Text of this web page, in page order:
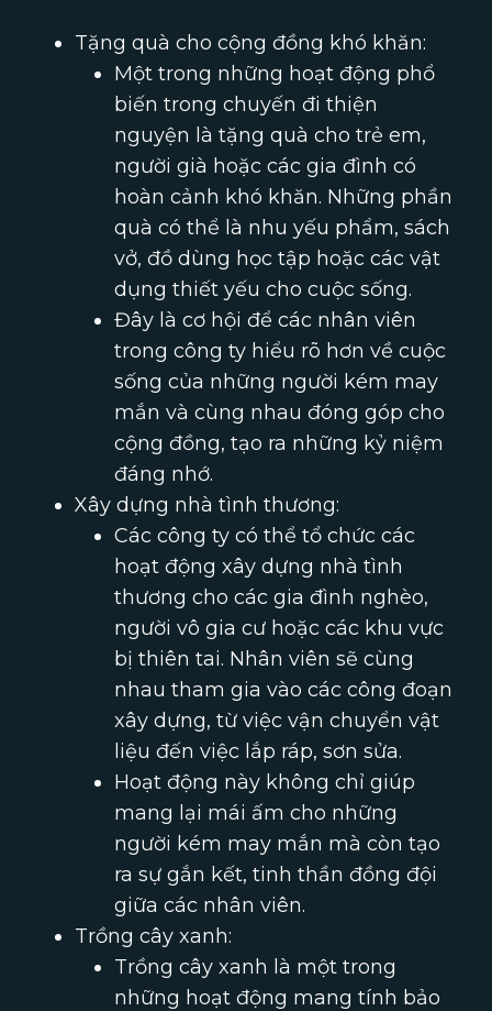
Tặng quà cho cộng đồng khó khăn:
Một trong những hoạt động phổ
biến trong chuyến đi thiện
nguyện là tặng quà cho trẻ em,
người già hoặc các gia đình có
hoàn cảnh khó khăn. Những phần
quà có thể là nhu yếu phẩm, sách
vở, đồ dùng học tập hoặc các vật
dụng thiết yếu cho cuộc sống.
Đây là cơ hội để các nhân viên
trong công ty hiểu rõ hơn về cuộc
sống của những người kém may
mắn và cùng nhau đóng góp cho
cộng đồng, tạo ra những kỷ niệm
đáng nhớ.
Xây dựng nhà tình thương:
Các công ty có thể tổ chức các
hoạt động xây dựng nhà tình
thương cho các gia đình nghèo,
người vô gia cư hoặc các khu vực
bị thiên tai. Nhân viên sẽ cùng
nhau tham gia vào các công đoạn
xây dựng, từ việc vận chuyển vật
liệu đến việc lắp ráp, sơn sửa.
Hoạt động này không chỉ giúp
mang lại mái ấm cho những
người kém may mắn mà còn tạo
ra sự gắn kết, tinh thần đồng đội
giữa các nhân viên.
Trồng cây xanh:
Trồng cây xanh là một trong
những hoạt động mang tính bảo